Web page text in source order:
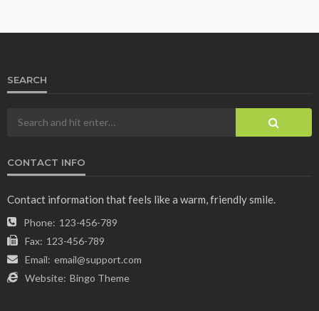
SEARCH
CONTACT INFO
Contact information that feels like a warm, friendly smile.
Phone: 123-456-789
Fax: 123-456-789
Email: email@support.com
Website: Bingo Theme